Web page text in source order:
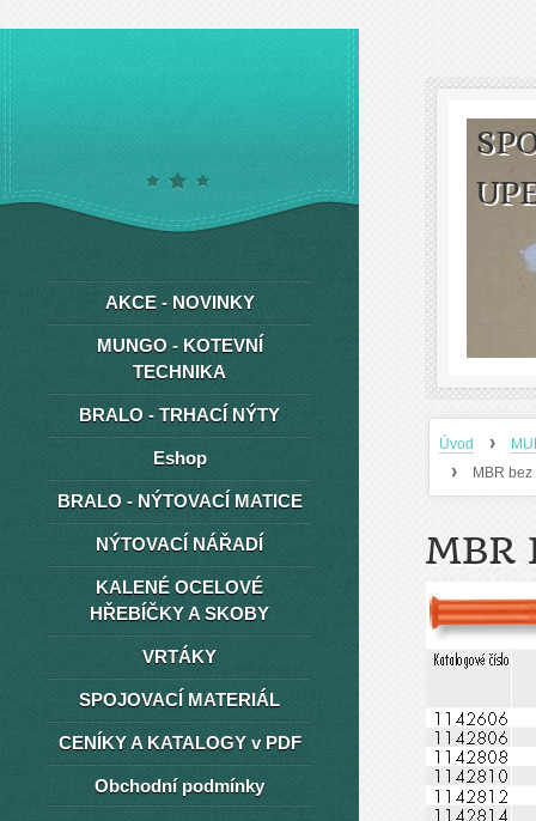
Úvod ›
› MBR
MBR
AKCE - NOVINKY
MUNGO - KOTEVNÍ
TECHNIKA
BRALO - TRHACÍ NÝTY
Eshop
BRALO - NÝTOVACÍ MATICE
NÝTOVACÍ NÁŘADÍ
KALENÉ OCELOVÉ
HŘEBÍČKY A SKOBY
VRTÁKY
SPOJOVACÍ MATERIÁL
CENÍKY A KATALOGY v PDF
Obchodní podmínky